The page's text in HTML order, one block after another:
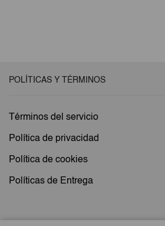
POLÍTICAS Y TÉRMINOS
Términos del servicio
Política de privacidad
Política de cookies
Políticas de Entrega